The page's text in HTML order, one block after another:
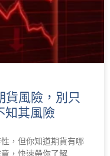
貨風險，別只
知其風險
，但你知道期貨有哪